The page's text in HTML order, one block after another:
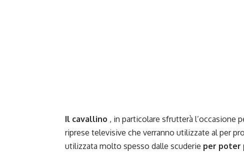
Il cavallino , in particolare sfrutterà l’occasione
riprese televisive che verranno utilizzate al per
utilizzata molto spesso dalle scuderie per poter